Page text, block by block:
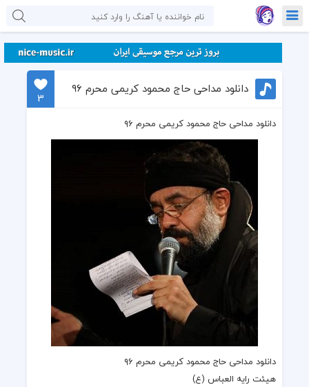
دانلود مداحی حاج محمود کریمی محرم ۹۶
3
دانلود مداحی حاج محمود کریمی محرم ۹۶
دانلود مداحی حاج محمود کریمی محرم ۹۶
هیئت رایه العباس (ع)